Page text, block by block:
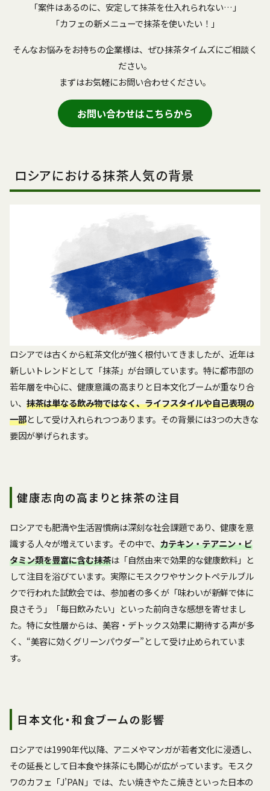
「案件はあるのに、安定して抹茶を仕入れられない…」
「カフェの新メニューで抹茶を使いたい！」
そんなお悩みをお持ちの企業様は、ぜひ抹茶タイムズにご相談く
ださい。
まずはお気軽にお問い合わせください。
お問い合わせはこちらから
ロシアにおける抹茶人気の背景
ロシアでは古くから紅茶文化が強く根付いてきましたが、近年は
新しいトレンドとして「抹茶」が台頭しています。特に都市部の
若年層を中心に、健康意識の高まりと日本文化ブームが重なり合
い、 抹茶は単なる飲み物ではなく、ライフスタイルや自己表現の
一部として受け入れられつつあります。その背景には3つの大きな
要因が挙げられます。
健康志向の高まりと抹茶の注目
ロシアでも肥満や生活習慣病は深刻な社会課題であり、健康を意
識する人々が増えています。その中で、 カテキン・テアニン・ビ
タミン類を豊富に含む抹茶は「自然由来で効果的な健康飲料」と
して注目を浴びています。実際にモスクワやサンクトペテルブル
クで行われた試飲会では、参加者の多くが「味わいが新鮮で体に
良さそう」「毎日飲みたい」といった前向きな感想を寄せまし
た。特に女性層からは、美容・デトックス効果に期待する声が多
く、“美容に効くグリーンパウダー”として受け止められていま
す。
日本文化・和食ブームの影響
ロシアでは1990年代以降、アニメやマンガが若者文化に浸透し、
その延長として日本食や抹茶にも関心が広がっています。モスク
ワのカフェ「J’PAN」では、たい焼きやたこ焼きといった日本の